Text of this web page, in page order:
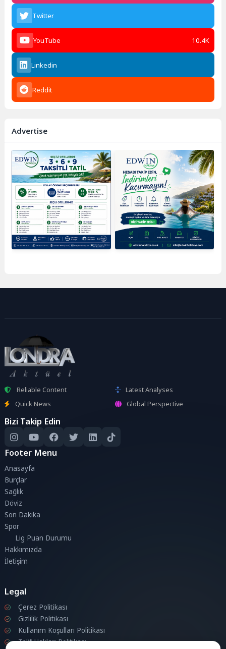
Twitter
YouTube 10.4K
Linkedin
Reddit
Advertise
Reliable Content
Latest Analyses
Quick News
Global Perspective
Bizi Takip Edin
Footer Menu
Anasayfa
Burçlar
Sağlık
Döviz
Son Dakika
Spor
Lig Puan Durumu
Hakkımızda
İletişim
Legal
Çerez Politikası
Gizlilik Politikası
Kullanım Koşulları Politikası
Telif Hakları Politikası